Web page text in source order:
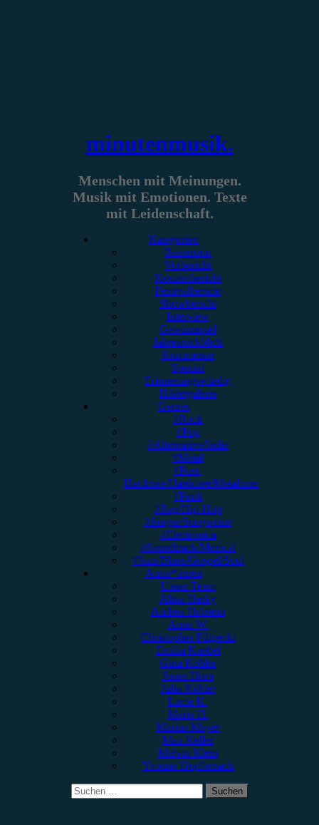
minutenmusik.
Menschen mit Meinungen.
Musik mit Emotionen. Texte
mit Leidenschaft.
Kategorien
Rezension
Vorbericht
Konzertbericht
Festivalbericht
Showbericht
Interview
Gewinnspiel
Jahresrückblick
Kommentar
Special
Erinnerungswürdig
Bildergalerie
Genres
#Rock
#Pop
#Alternative/Indie
#Metal
#Post-
Hardcore/Hardcore/Metalcore
#Punk
#Rap/Hip-Hop
#Singer/Songwriter
#Electronica
#Soundtrack/Musical
#Jazz/Blues/Gospel/Soul
Autor*innen
Unser Team
Alina Hasky
Andrea Holstein
Anna W.
Christopher Filipecki
Emilia Knebel
Gina Köhler
Jonas Horn
Julia Köhler
Lucie K.
Marie H.
Marius Meyer
Max Keller
Melvin Klein
Yvonne Hopfensack
Suchen
nach: